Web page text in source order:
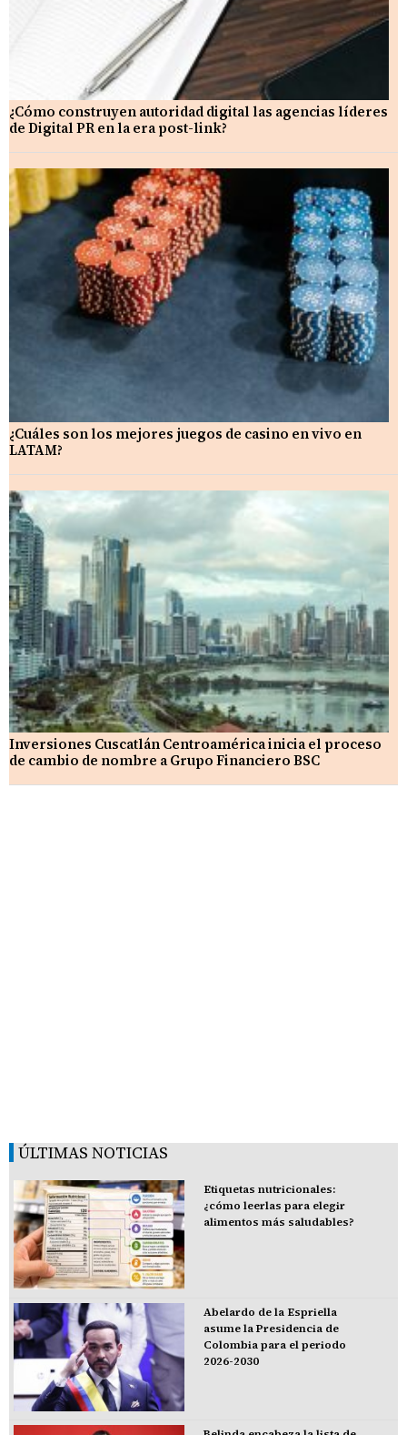
¿Cómo construyen autoridad digital las agencias líderes
de Digital PR en la era post-link?
¿Cuáles son los mejores juegos de casino en vivo en
LATAM?
Inversiones Cuscatlán Centroamérica inicia el proceso
de cambio de nombre a Grupo Financiero BSC
ÚLTIMAS NOTICIAS
Etiquetas nutricionales:
¿cómo leerlas para elegir
alimentos más saludables?
Abelardo de la Espriella
asume la Presidencia de
Colombia para el periodo
2026-2030